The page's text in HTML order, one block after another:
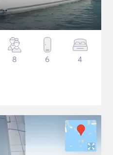
8 6 4